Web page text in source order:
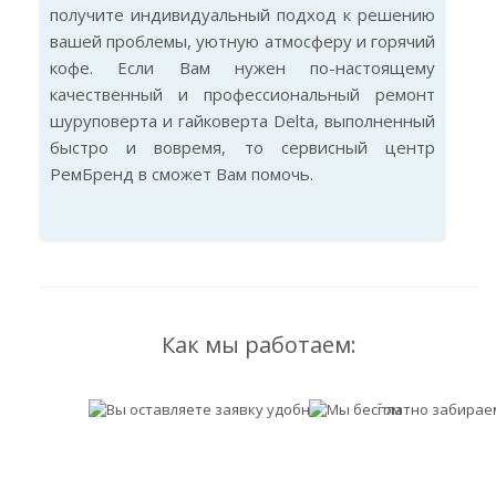
получите индивидуальный подход к решению
вашей проблемы, уютную атмосферу и горячий
кофе. Если Вам нужен по-настоящему
качественный и профессиональный ремонт
шуруповерта и гайковерта Delta, выполненный
быстро и вовремя, то сервисный центр
РемБренд в сможет Вам помочь.
Как мы работаем: